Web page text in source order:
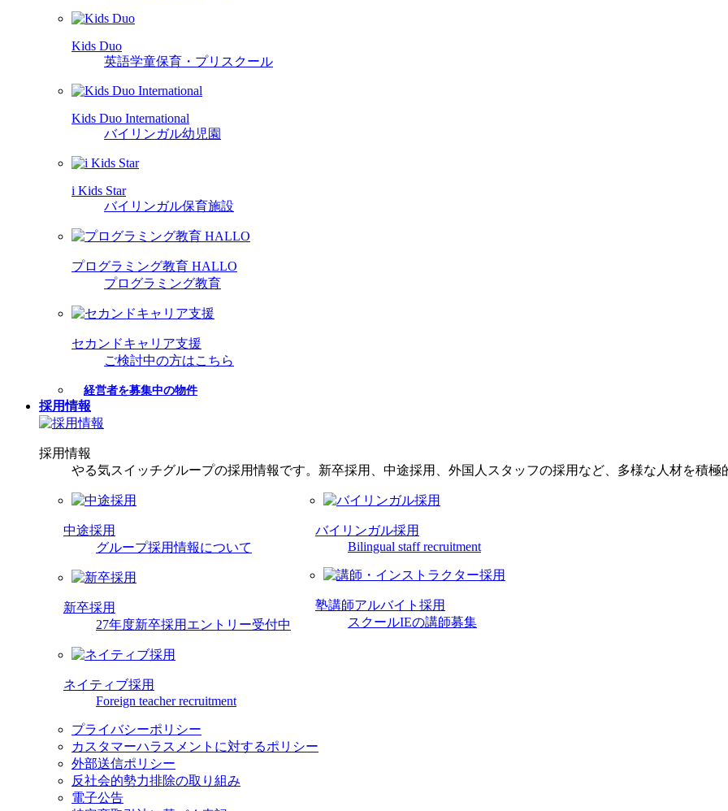
Kids Duo
英語学童保育・プリスクール
Kids Duo International
バイリンガル幼児園
i Kids Star
バイリンガル保育施設
プログラミング教育 HALLO
プログラミング教育
セカンドキャリア支援
ご検討中の方はこちら
経営者を募集中の物件
採用情報
採用情報
やる気スイッチグループの採用情報です。新卒採用、中途採用、外国人スタッフの採用など、多様な人材を積極
中途採用
グループ採用情報について
新卒採用
27年度新卒採用エントリー受付中
ネイティブ採用
Foreign teacher recruitment
バイリンガル採用
Bilingual staff recruitment
塾講師アルバイト採用
スクールIEの講師募集
プライバシーポリシー
カスタマーハラスメントに対するポリシー
外部送信ポリシー
反社会的勢力排除の取り組み
電子公告